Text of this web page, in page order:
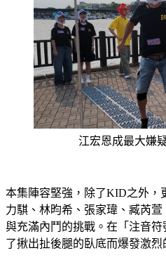
江宏恩成最大嫌
本集陣容堅強，除了KID之外，
力騏、林昀希、張家瑋、臧芮
與充滿內鬥的挑戰。在「注音
了揪出扯後腿的臥底而爆發激烈